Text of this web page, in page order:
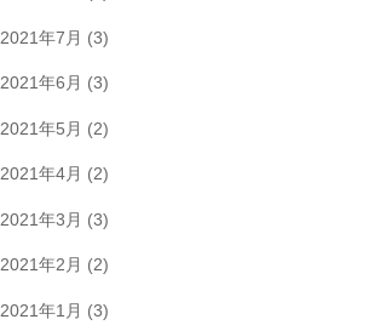
2021年7月 (3)
2021年6月 (3)
2021年5月 (2)
2021年4月 (2)
2021年3月 (3)
2021年2月 (2)
2021年1月 (3)